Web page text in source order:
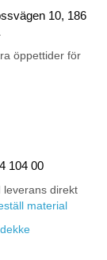
10, 186
öppettider för
104 00
leverans direkt
material